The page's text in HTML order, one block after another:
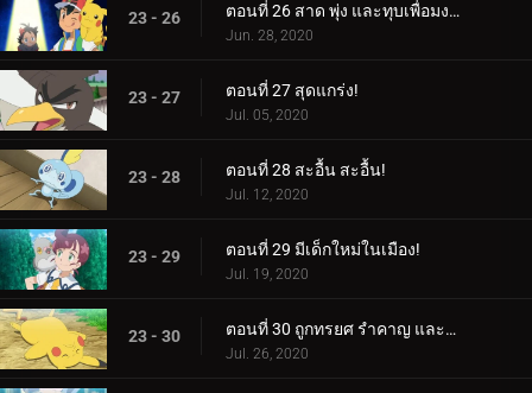
23 - 26 ตอนที่ 26 สาด พุ่ง และทุบเพื่อมงกุฎ! / การครองมงกุฎ!
Jun. 28, 2020
23 - 27 ตอนที่ 27 สุดแกร่ง!
Jul. 05, 2020
23 - 28 ตอนที่ 28 สะอื้น สะอื้น!
Jul. 12, 2020
23 - 29 ตอนที่ 29 มีเด็กใหม่ในเมือง!
Jul. 19, 2020
23 - 30 ตอนที่ 30 ถูกทรยศ รำคาญ และถูกกดดัน!
Jul. 26, 2020